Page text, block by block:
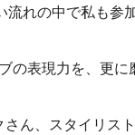
流れの中で私も参
の表現力を、更に
さん、スタイリス